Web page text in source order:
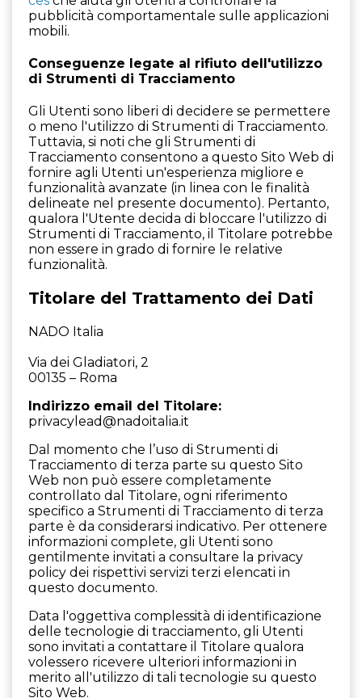
pubblicità comportamentale sulle applicazioni
mobili.
Conseguenze legate al rifiuto dell'utilizzo
di Strumenti di Tracciamento
Gli Utenti sono liberi di decidere se permettere
o meno l'utilizzo di Strumenti di Tracciamento.
Tuttavia, si noti che gli Strumenti di
Tracciamento consentono a questo Sito Web di
fornire agli Utenti un'esperienza migliore e
funzionalità avanzate (in linea con le finalità
delineate nel presente documento). Pertanto,
qualora l'Utente decida di bloccare l'utilizzo di
Strumenti di Tracciamento, il Titolare potrebbe
non essere in grado di fornire le relative
funzionalità.
Titolare del Trattamento dei Dati
NADO Italia
Via dei Gladiatori, 2
00135 – Roma
Indirizzo email del Titolare:
privacylead@nadoitalia.it
Dal momento che l’uso di Strumenti di
Tracciamento di terza parte su questo Sito
Web non può essere completamente
controllato dal Titolare, ogni riferimento
specifico a Strumenti di Tracciamento di terza
parte è da considerarsi indicativo. Per ottenere
informazioni complete, gli Utenti sono
gentilmente invitati a consultare la privacy
policy dei rispettivi servizi terzi elencati in
questo documento.
Data l'oggettiva complessità di identificazione
delle tecnologie di tracciamento, gli Utenti
sono invitati a contattare il Titolare qualora
volessero ricevere ulteriori informazioni in
merito all'utilizzo di tali tecnologie su questo
Sito Web.